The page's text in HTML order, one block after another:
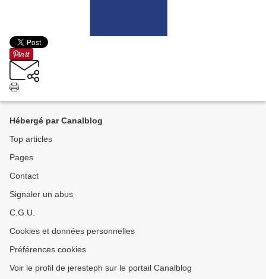
Hébergé par Canalblog
Top articles
Pages
Contact
Signaler un abus
C.G.U.
Cookies et données personnelles
Préférences cookies
Voir le profil de jeresteph sur le portail Canalblog